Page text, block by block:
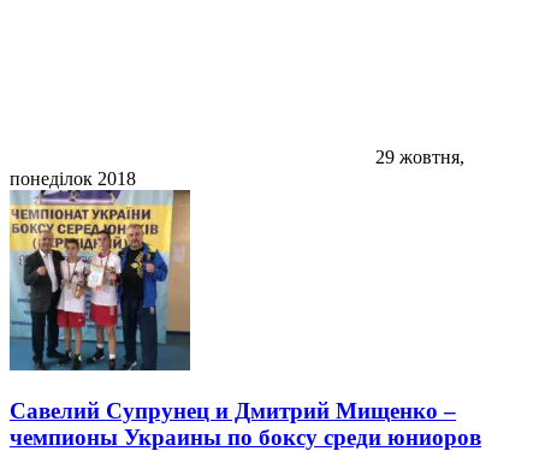
29 жовтня,
понеділок 2018
Савелий Супрунец и Дмитрий Мищенко –
чемпионы Украины по боксу среди юниоров